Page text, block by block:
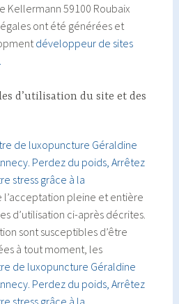
Kellermann 59100 Roubaix
ont été générées et
développeur de sites
d’utilisation du site et des
de luxopuncture Géraldine
Perdez du poids, Arrêtez
stress grâce à la
l’acceptation pleine et entière
d’utilisation ci-après décrites.
sont susceptibles d’être
à tout moment, les
de luxopuncture Géraldine
Perdez du poids, Arrêtez
stress grâce à la